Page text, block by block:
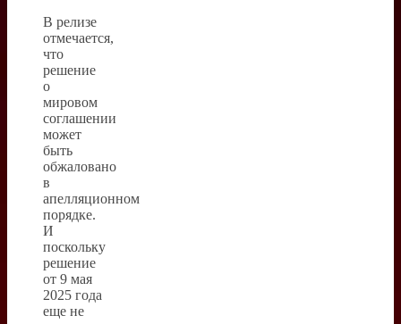
В релизе
отмечается,
что
решение
о
мировом
соглашении
может
быть
обжаловано
в
апелляционном
порядке.
И
поскольку
решение
от 9 мая
2025 года
еще не